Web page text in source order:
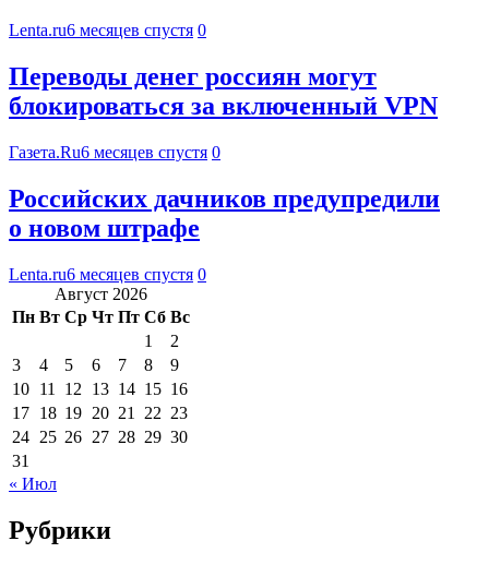
Lenta.ru6 месяцев спустя 0
Переводы денег россиян могут
блокироваться за включенный VPN
Газета.Ru6 месяцев спустя 0
Российских дачников предупредили
о новом штрафе
Lenta.ru6 месяцев спустя 0
Август 2026
Пн Вт Ср Чт Пт Сб Вс
1
2
3
4 5 6 7 8
9
10 11 12 13 14 15 16
17 18 19 20 21 22 23
24 25 26 27 28 29 30
31
« Июл
Рубрики